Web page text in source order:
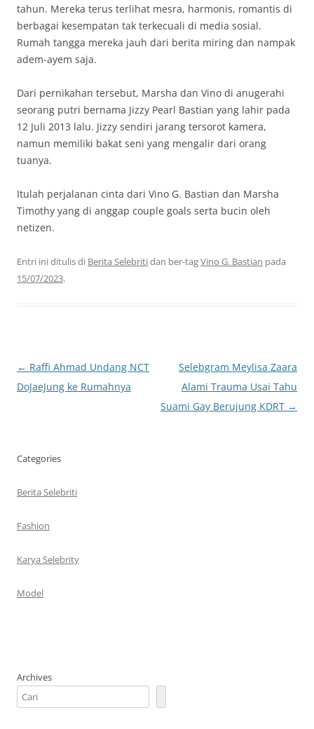
tahun. Mereka terus terlihat mesra, harmonis, romantis di
berbagai kesempatan tak terkecuali di media sosial.
Rumah tangga mereka jauh dari berita miring dan nampak
adem-ayem saja.
Dari pernikahan tersebut, Marsha dan Vino di anugerahi
seorang putri bernama Jizzy Pearl Bastian yang lahir pada
12 Juli 2013 lalu. Jizzy sendiri jarang tersorot kamera,
namun memiliki bakat seni yang mengalir dari orang
tuanya.
Itulah perjalanan cinta dari Vino G. Bastian dan Marsha
Timothy yang di anggap couple goals serta bucin oleh
netizen.
Entri ini ditulis di Berita Selebritidan ber-tagVino G. Bastian pada
15/07/2023.
Navigasi
Tulisan
← Raffi Ahmad Undang NCT
DoJaeJung ke Rumahnya
Selebgram Meylisa Zaara
Alami Trauma Usai Tahu
Suami Gay Berujung KDRT →
Categories
Berita Selebriti
Fashion
Karya Selebrity
Model
Archives